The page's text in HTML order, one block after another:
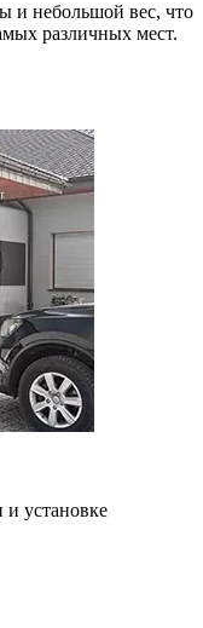
и небольшой вес, что
различных мест.
установке